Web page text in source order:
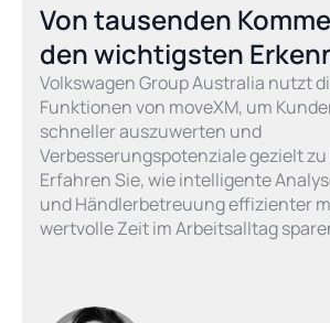
Von tausenden
den wichtigsten
Volkswagen Group Australia nutzt
Funktionen von moveXM, um
schneller auszuwerten und
Verbesserungspotenziale gezielt
Erfahren Sie, wie intelligente
und Händlerbetreuung effizienter
wertvolle Zeit im Arbeitsalltag